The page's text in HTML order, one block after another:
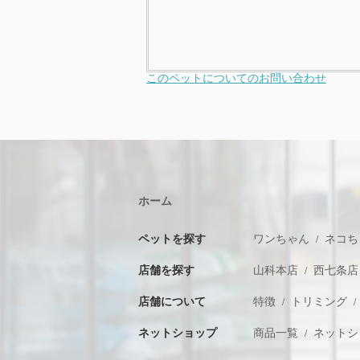
このペットについてのお問い合わせ
ホーム
ペットを探す ワンちゃん ネコ
店舗を探す 山科本店 西七条店
店舗について 特徴 トリミング
ネットショップ 商品一覧 ネット